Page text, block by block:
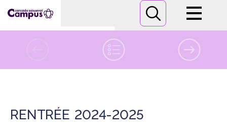
Formations
Nous contacter
RENTRÉE 2024-2025